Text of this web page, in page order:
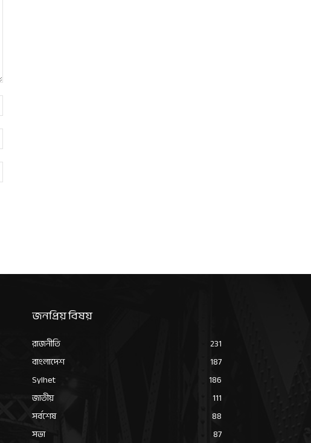
Name:*
Email:*
Website:
জনপ্রিয় বিষয়
রাজনীতি
231
বাংলাদেশ
187
Sylhet
186
জাতীয়
111
সর্বশেষ
88
সভা
87